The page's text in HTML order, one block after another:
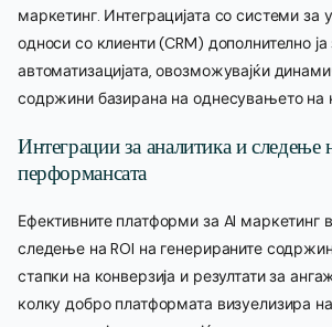
маркетинг. Интеграцијата со системи за
односи со клиенти (CRM) дополнително ја
автоматизацијата, овозможувајќи
содржини базирана на однесувањето на
Интеграции за аналитика и следење
перформансата
Ефективните платформи за AI маркетинг
следење на ROI на генерираните
стапки на конверзија и резултати за
колку добро платформата визуелизира